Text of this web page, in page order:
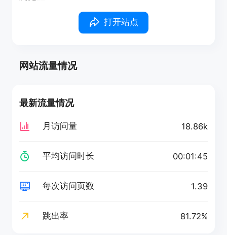
打开站点
网站流量情况
最新流量情况
月访问量 18.86k
平均访问时长 00:01:45
每次访问页数 1.39
跳出率 81.72%